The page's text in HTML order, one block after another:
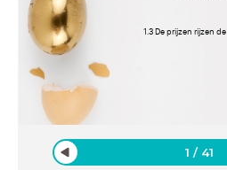
1.3 De prijzen rijzen
1 / 41